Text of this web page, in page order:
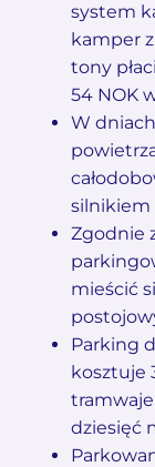
system
kamper
tony
54 NOK
W
silnikiem
Zgodnie
mieścić
Parking
kosztuje
dziesięć